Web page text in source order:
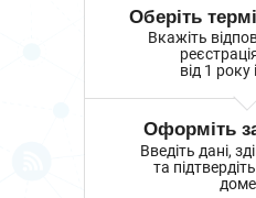
Оберіть
Вкажіть
від 1 року
Оформіть
Введіть дані,
та